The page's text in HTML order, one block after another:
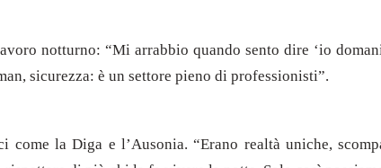
notturno: “Mi arrabbio quando sento dire ‘io
sicurezza: è un settore pieno di professionisti”.
la Diga e l’Ausonia. “Erano realtà uniche,